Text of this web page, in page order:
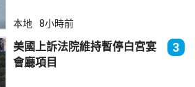
本地 8小時前
美國上訴法院維持暫停白宮宴
會廳項目
3